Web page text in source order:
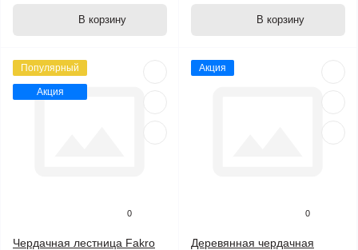
В корзину В корзину
Популярный
Акция
0
Чердачная лестница Fakro
Акция
0
Деревянная чердачная